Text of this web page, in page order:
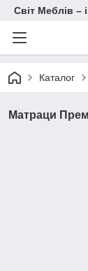
Світ Меблів –
Каталог
Матраци